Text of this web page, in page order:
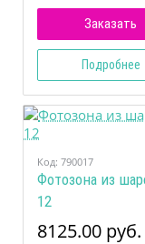
Заказать
Подробнее
Код: 790017
Фотозона из
12
8125.00 руб.